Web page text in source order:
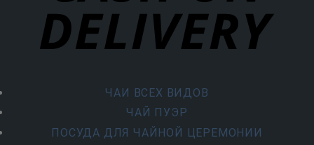
ЧАИ ВСЕХ ВИДОВ
ЧАЙ ПУЭР
ПОСУДА ДЛЯ ЧАЙНОЙ ЦЕРЕМОНИИ